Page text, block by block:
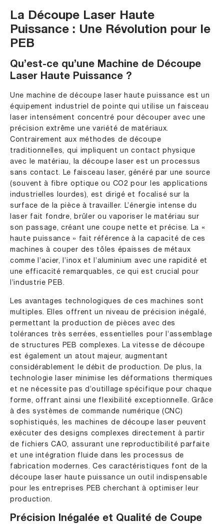
La Découpe Laser Haute
Puissance : Une Révolution pour le
PEB
Qu’est-ce qu’une Machine de Découpe
Laser Haute Puissance ?
Une machine de découpe laser haute puissance est un
équipement industriel de pointe qui utilise un faisceau
laser intensément concentré pour découper avec une
précision extrême une variété de matériaux.
Contrairement aux méthodes de découpe
traditionnelles, qui impliquent un contact physique
avec le matériau, la découpe laser est un processus
sans contact. Le faisceau laser, généré par une source
(souvent à fibre optique ou CO2 pour les applications
industrielles lourdes), est dirigé et focalisé sur la
surface de la pièce à travailler. L’énergie intense du
laser fait fondre, brûler ou vaporiser le matériau sur
son passage, créant une coupe nette et précise. La «
haute puissance » fait référence à la capacité de ces
machines à couper des tôles épaisses de métaux
comme l’acier, l’inox et l’aluminium avec une rapidité et
une efficacité remarquables, ce qui est crucial pour
l’industrie PEB.
Les avantages technologiques de ces machines sont
multiples. Elles offrent un niveau de précision inégalé,
permettant la production de pièces avec des
tolérances très serrées, essentielles pour l’assemblage
de structures PEB complexes. La vitesse de découpe
est également un atout majeur, augmentant
considérablement le débit de production. De plus, la
technologie laser minimise les déformations thermiques
et ne nécessite pas d’outillage spécifique pour chaque
forme, offrant ainsi une flexibilité exceptionnelle. Grâce
à des systèmes de commande numérique (CNC)
sophistiqués, les machines de découpe laser peuvent
exécuter des designs complexes directement à partir
de fichiers CAO, assurant une reproductibilité parfaite
et une intégration fluide dans les processus de
fabrication modernes. Ces caractéristiques font de la
découpe laser haute puissance un outil indispensable
pour les entreprises PEB cherchant à optimiser leur
production.
Précision Inégalée et Qualité de Coupe